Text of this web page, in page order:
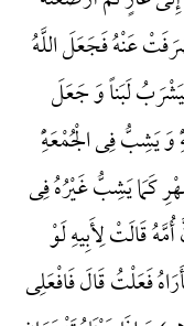
عَنْهُ فَجَعَلَ اللَّهُ
لَبَناً وَ جَعَلَ
وَ یَشِبُّ فِی الْجُمْعَهًِْ
کَمَا یَشِبُّ غَیْرُهُ فِی
قَالَتْ لِأَبِیهِ لَوْ
فَعَلْتُ قَالَ فَافْعَلِی